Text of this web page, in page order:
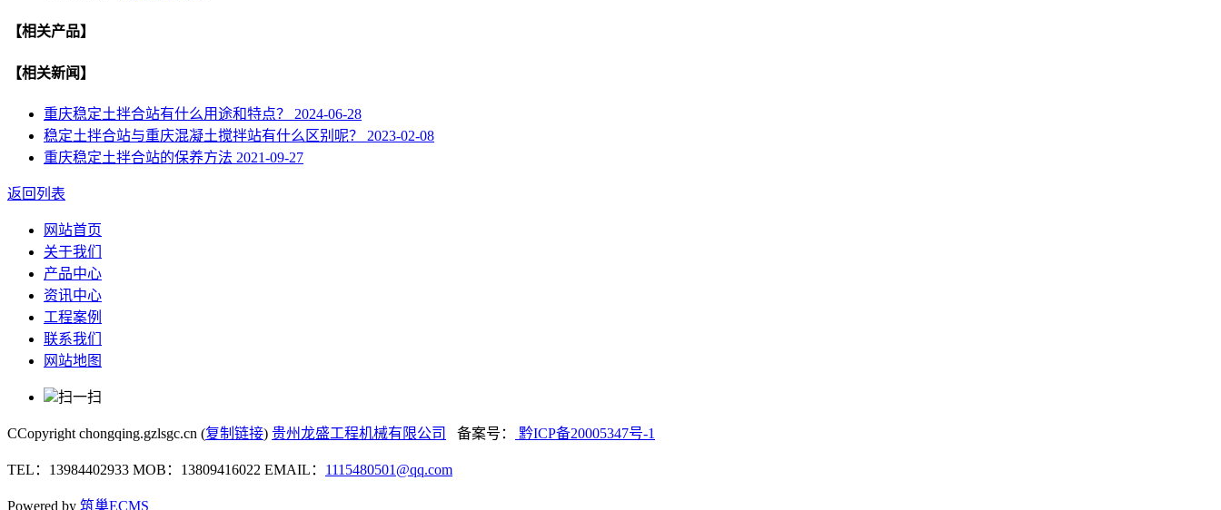
【相关产品】
【相关新闻】
重庆稳定土拌合站有什么用途和特点？ 2024-06-28
稳定土拌合站与重庆混凝土搅拌站有什么区别呢？ 2023-02-08
重庆稳定土拌合站的保养方法 2021-09-27
返回列表
网站首页
关于我们
产品中心
资讯中心
工程案例
联系我们
网站地图
扫一扫
CCopyright chongqing.gzlsgc.cn (复制链接) 贵州龙盛工程机械有限公司 备案号： 黔ICP备20005347号-1
TEL：13984402933 MOB：13809416022 EMAIL： 1115480501@qq.com
Powered by 筑巢ECMS